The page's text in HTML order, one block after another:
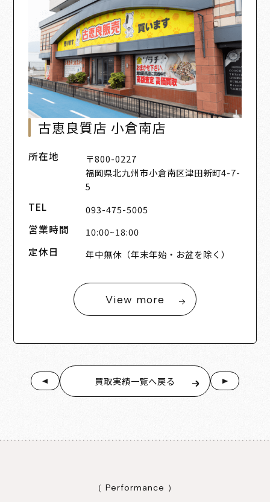
古恵良質店 小倉南店
所在地
〒800-0227
福岡県北九州市小倉南区津田新町4-7-
5
TEL 093-475-5005
営業時間 10:00~18:00
定休日 年中無休（年末年始・お盆を除く）
View more
買取実績一覧へ戻る
（ Performance ）